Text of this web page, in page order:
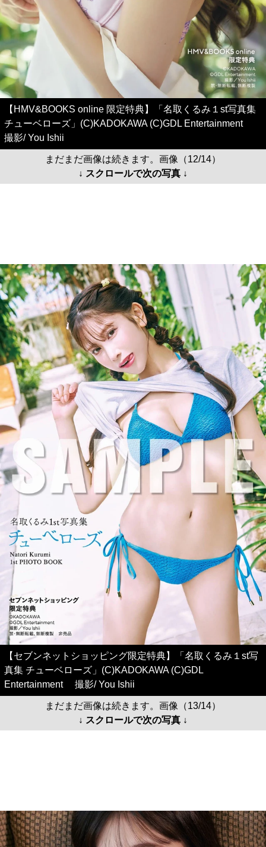
【HMV&BOOKS online 限定特典】「名取くるみ１st写真集
チューベローズ」(C)KADOKAWA (C)GDL Entertainment
撮影/ You Ishii
まだまだ画像は続きます。画像（12/14）
↓ スクロールで次の写真 ↓
【セブンネットショッピング限定特典】「名取くるみ１st写
真集 チューベローズ」(C)KADOKAWA (C)GDL
Entertainment 撮影/ You Ishii
まだまだ画像は続きます。画像（13/14）
↓ スクロールで次の写真 ↓